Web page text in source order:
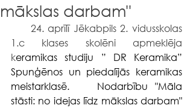
mākslas darbam"
24. aprīlī Jēkabpils 2. vidusskolas
1.c klases skolēni apmeklēja
keramikas studiju ” DR Keramika”
Spunģēnos un piedalījās keramikas
meistarklasē.    Nodarbību "Māla
stāsti: no idejas līdz mākslas darbam"